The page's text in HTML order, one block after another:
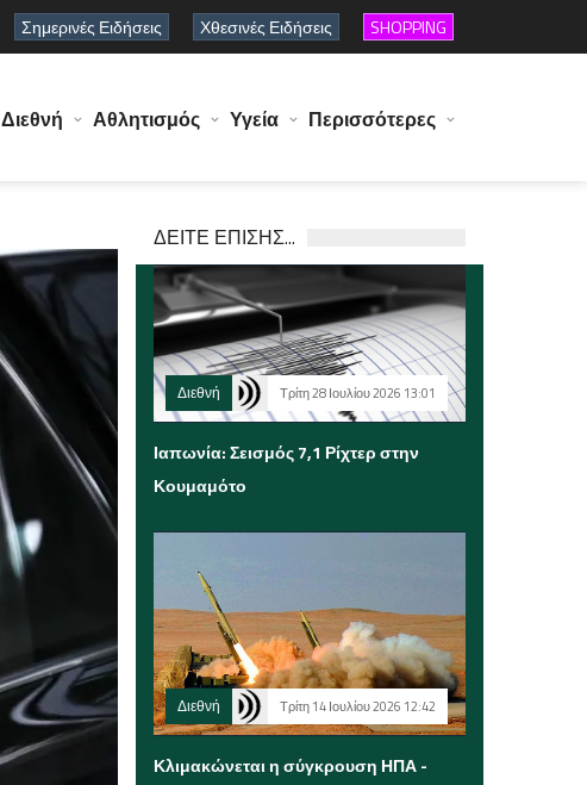
Σημερινές Ειδήσεις Χθεσινές Ειδήσεις SHOPPING
Διεθνή Αθλητισμός Υγεία Περισσότερες
ΔΕΙΤΕ ΕΠΙΣΗΣ...
Διεθνή Τρίτη 28 Ιουλίου 2026 13:01
Ιαπωνία: Σεισμός 7,1 Ρίχτερ στην
Κουμαμότο
Διεθνή Τρίτη 14 Ιουλίου 2026 12:42
Κλιμακώνεται η σύγκρουση ΗΠΑ -